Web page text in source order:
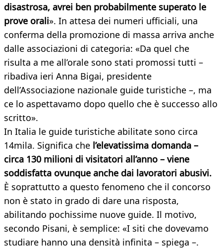
disastrosa, avrei ben probabilmente superato le
prove orali». In attesa dei numeri ufficiali, una
conferma della promozione di massa arriva anche
dalle associazioni di categoria: «Da quel che
risulta a me all’orale sono stati promossi tutti –
ribadiva ieri Anna Bigai, presidente
dell’Associazione nazionale guide turistiche –, ma
ce lo aspettavamo dopo quello che è successo allo
scritto».
In Italia le guide turistiche abilitate sono circa
14mila. Significa che l’elevatissima domanda –
circa 130 milioni di visitatori all’anno – viene
soddisfatta ovunque anche dai lavoratori abusivi.
È soprattutto a questo fenomeno che il concorso
non è stato in grado di dare una risposta,
abilitando pochissime nuove guide. Il motivo,
secondo Pisani, è semplice: «I siti che dovevamo
studiare hanno una densità infinita – spiega –.